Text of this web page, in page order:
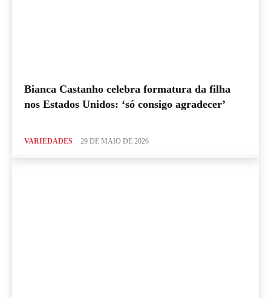
Bianca Castanho celebra formatura da filha
nos Estados Unidos: ‘só consigo agradecer’
VARIEDADES 29 DE MAIO DE 2026